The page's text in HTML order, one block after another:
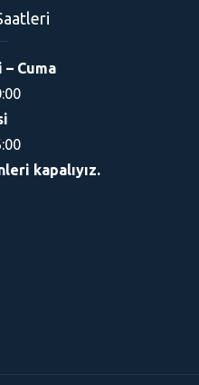
Cuma
kapalıyız.